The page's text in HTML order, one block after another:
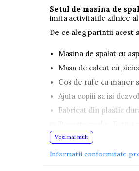
Saltelute si centre de activitati
Set Avioane si submarine
Vehicule de constructii
Jucarii exterior
Setul de masina de
imita activitatile zilnice
De ce aleg parintii acest
Masina de spalat cu
Masa de calcat cu
Cos de rufe cu maner
Ajuta copiii sa isi
Fabricat din plastic
mama, Iasi.
Vezi mai mult
Informatii conformitate